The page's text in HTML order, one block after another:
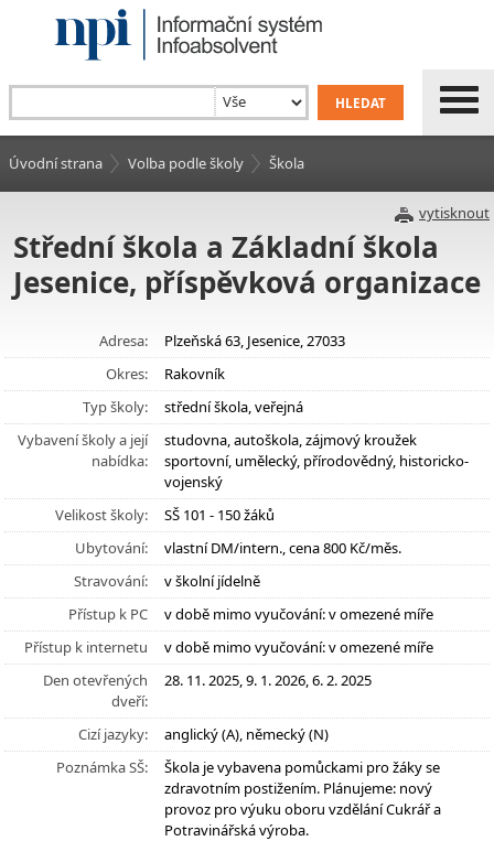
Úvodní strana Volba podle školy Škola
vytisknout
Střední škola a Základní škola
Jesenice, příspěvková organizace
Adresa:
Plzeňská 63, Jesenice, 27033
Okres:
Rakovník
Typ školy:
střední škola, veřejná
Vybavení školy a její
nabídka:
studovna, autoškola, zájmový kroužek
sportovní, umělecký, přírodovědný, historicko-
vojenský
Velikost školy:
SŠ 101 - 150 žáků
Ubytování:
vlastní DM/intern., cena 800 Kč/měs.
Stravování:
v školní jídelně
Přístup k PC
v době mimo vyučování: v omezené míře
Přístup k internetu
v době mimo vyučování: v omezené míře
Den otevřených
dveří:
28. 11. 2025, 9. 1. 2026, 6. 2. 2025
Cizí jazyky:
anglický (A), německý (N)
Poznámka SŠ:
Škola je vybavena pomůckami pro žáky se
zdravotním postižením. Plánujeme: nový
provoz pro výuku oboru vzdělání Cukrář a
Potravinářská výroba.